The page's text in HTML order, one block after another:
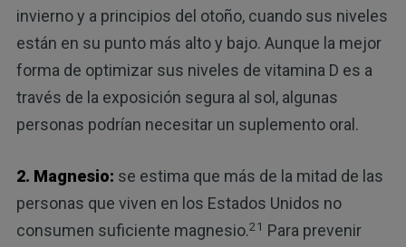
invierno y a principios del otoño, cuando sus niveles
están en su punto más alto y bajo. Aunque la mejor
forma de optimizar sus niveles de vitamina D es a
través de la exposición segura al sol, algunas
personas podrían necesitar un suplemento oral.
2. Magnesio: se estima que más de la mitad de las
personas que viven en los Estados Unidos no
consumen suficiente magnesio.21 Para prevenir